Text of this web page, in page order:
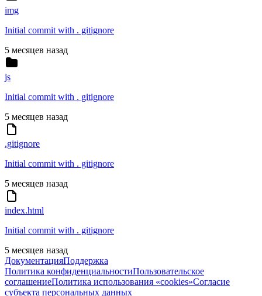
img
Initial commit with . gitignore
5 месяцев назад
js
Initial commit with . gitignore
5 месяцев назад
.gitignore
Initial commit with . gitignore
5 месяцев назад
index.html
Initial commit with . gitignore
5 месяцев назад
ДокументацияПоддержка
Политика конфиденциальностиПользовательское
соглашениеПолитика использования «cookies»Согласие
субъекта персональных данных